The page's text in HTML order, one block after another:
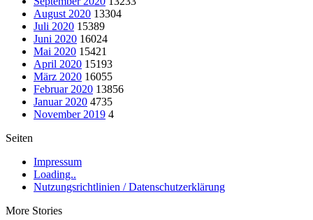
August 2020 13304
Juli 2020 15389
Juni 2020 16024
Mai 2020 15421
April 2020 15193
März 2020 16055
Februar 2020 13856
Januar 2020 4735
November 2019 4
Seiten
Impressum
Loading..
Nutzungsrichtlinien / Datenschutzerklärung
More Stories